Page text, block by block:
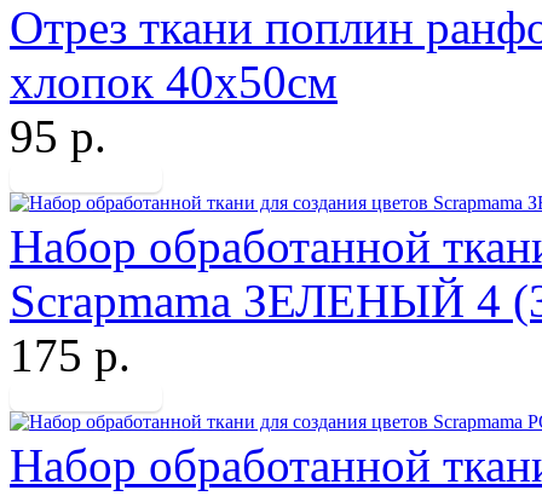
Отрез ткани поплин
хлопок 40х50см
95 р.
Набор обработанной
Scrapmama ЗЕЛЕНЫЙ 4
175 р.
Набор обработанной